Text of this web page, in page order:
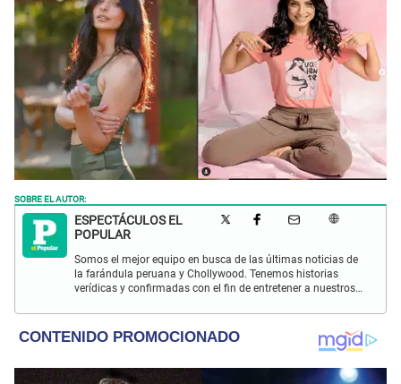
SOBRE EL AUTOR:
ESPECTÁCULOS EL
POPULAR
Somos el mejor equipo en busca de las últimas noticias de
la farándula peruana y Chollywood. Tenemos historias
verídicas y confirmadas con el fin de entretener a nuestros